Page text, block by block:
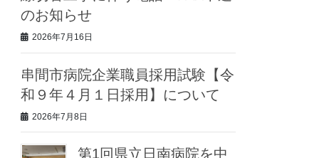
のお知らせ
2026年7月16日
串間市病院企業職員採用試験【令
和９年４月１日採用】について
2026年7月8日
第1回県立日南病院を中